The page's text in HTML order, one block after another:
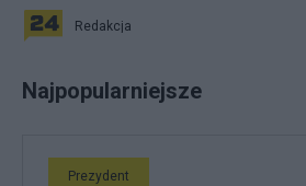
Redakcja
Najpopularniejsze
Prezydent